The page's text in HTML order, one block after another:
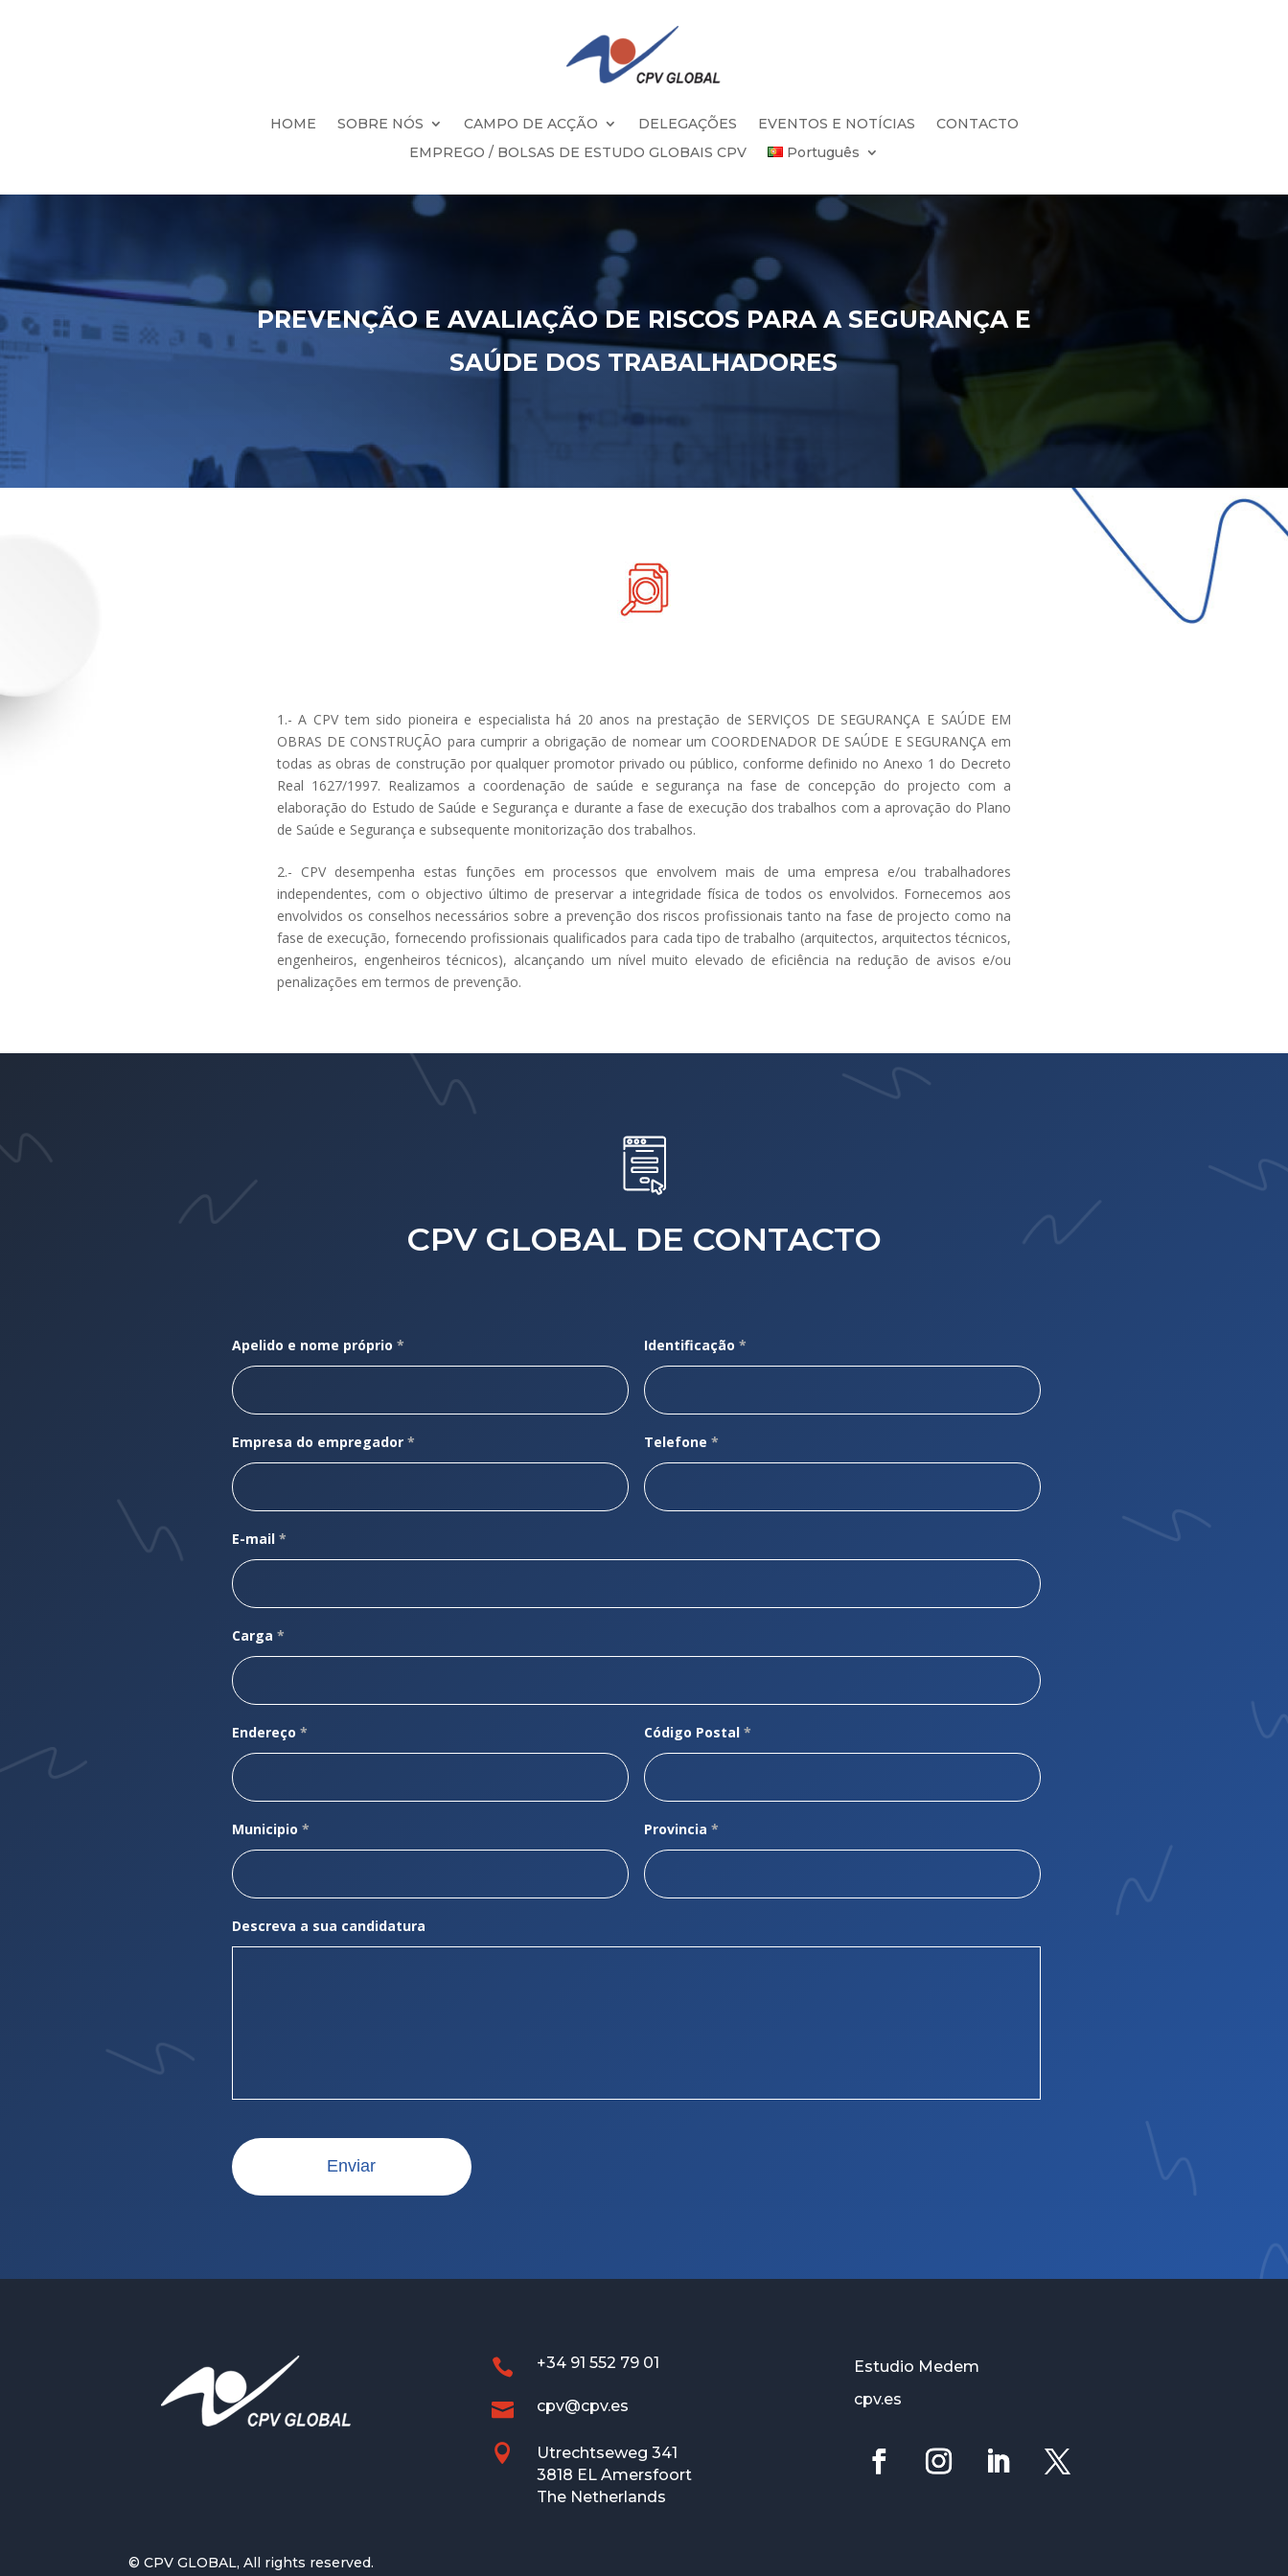
HOME SOBRE NÓS CAMPO DE ACÇÃO DELEGAÇÕES EVENTOS E NOTÍCIAS
CONTACTO
EMPREGO / BOLSAS DE ESTUDO GLOBAIS CPV
Português
PREVENÇÃO E AVALIAÇÃO DE RISCOS PARA A SEGURANÇA E
SAÚDE DOS TRABALHADORES
1.- A CPV tem sido pioneira e especialista há 20 anos na prestação de SERVIÇOS DE SEGURANÇA E SAÚDE EM
OBRAS DE CONSTRUÇÃO para cumprir a obrigação de nomear um COORDENADOR DE SAÚDE E SEGURANÇA em
todas as obras de construção por qualquer promotor privado ou público, conforme definido no Anexo 1 do Decreto
Real 1627/1997. Realizamos a coordenação de saúde e segurança na fase de concepção do projecto com a
elaboração do Estudo de Saúde e Segurança e durante a fase de execução dos trabalhos com a aprovação do Plano
de Saúde e Segurança e subsequente monitorização dos trabalhos.
2.- CPV desempenha estas funções em processos que envolvem mais de uma empresa e/ou trabalhadores
independentes, com o objectivo último de preservar a integridade física de todos os envolvidos. Fornecemos aos
envolvidos os conselhos necessários sobre a prevenção dos riscos profissionais tanto na fase de projecto como na
fase de execução, fornecendo profissionais qualificados para cada tipo de trabalho (arquitectos, arquitectos técnicos,
engenheiros, engenheiros técnicos), alcançando um nível muito elevado de eficiência na redução de avisos e/ou
penalizações em termos de prevenção.
CPV GLOBAL DE CONTACTO
Apelido e nome próprio * Identificação *
Empresa do empregador * Telefone *
E-mail *
Carga *
Endereço * Código Postal *
Municipio * Provincia *
Descreva a sua candidatura
 +34 91 552 79 01
 cpv@cpv.es

Utrechtseweg 341
3818 EL Amersfoort
The Netherlands
Estudio Medem
cpv.es
© CPV GLOBAL, All rights reserved.